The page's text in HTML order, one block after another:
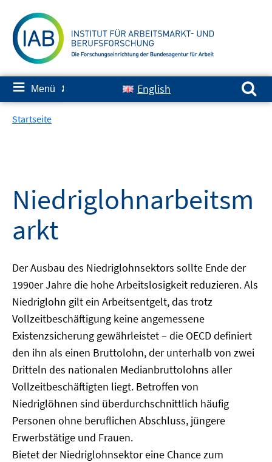
zum
Inhalt
≡ Menü ✘ English
Suchen nach:
Startseite
Niedriglohnarbeitsm
arkt
Der Ausbau des Niedriglohnsektors sollte Ende der
1990er Jahre die hohe Arbeitslosigkeit reduzieren. Als
Niedriglohn gilt ein Arbeitsentgelt, das trotz
Vollzeitbeschäftigung keine angemessene
Existenzsicherung gewährleistet – die OECD definiert
den ihn als einen Bruttolohn, der unterhalb von zwei
Dritteln des nationalen Medianbruttolohns aller
Vollzeitbeschäftigten liegt. Betroffen von
Niedriglöhnen sind überdurchschnittlich häufig
Personen ohne beruflichen Abschluss, jüngere
Erwerbstätige und Frauen.
Bietet der Niedriglohnsektor eine Chance zum